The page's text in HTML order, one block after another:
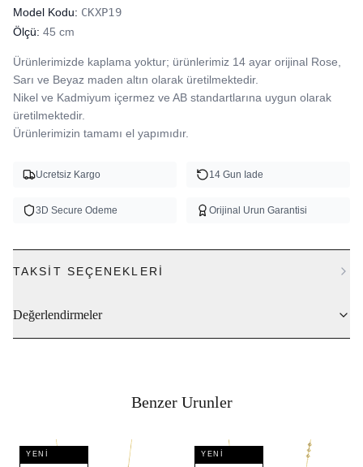
Model Kodu: CKXP19
Ölçü: 45 cm
Ürünlerimizde kaplama yoktur; ürünlerimiz 14 ayar orijinal Rose,
Sarı ve Beyaz maden altın olarak üretilmektedir.
Nikel ve Kadmiyum içermez ve AB standartlarına uygun olarak
üretilmektedir.
Ürünlerimizin tamamı el yapımıdır.
Ucretsiz Kargo 14 Gun Iade
3D Secure Odeme Orijinal Urun Garantisi
TAKSIT SEÇENEKLERI
Değerlendirmeler
Benzer Urunler
YENI YENI